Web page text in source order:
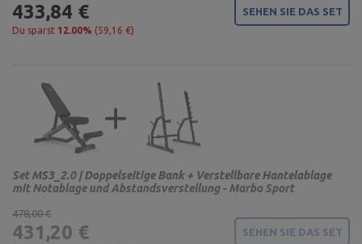
433,84 €
Du sparst 12.00% (59,16 €)
SEHEN SIE DAS SET
478,00 €
431,20 € SEHEN SIE DAS SET
Set MS3_2.0 | Doppelseitige Bank + Verstellbare Hantelablage
mit Notablage und Abstandsverstellung - Marbo Sport